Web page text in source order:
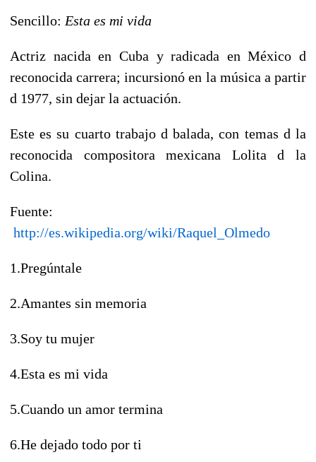
Sencillo: Esta es mi vida
Actriz nacida en Cuba y radicada en México d
reconocida carrera; incursionó en la música a partir
d 1977, sin dejar la actuación.
Este es su cuarto trabajo d balada, con temas d la
reconocida compositora mexicana Lolita d la
Colina.
Fuente:
http://es.wikipedia.org/wiki/Raquel_Olmedo
1.Pregúntale
2.Amantes sin memoria
3.Soy tu mujer
4.Esta es mi vida
5.Cuando un amor termina
6.He dejado todo por ti